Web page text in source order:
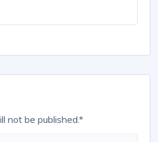
not be published.*